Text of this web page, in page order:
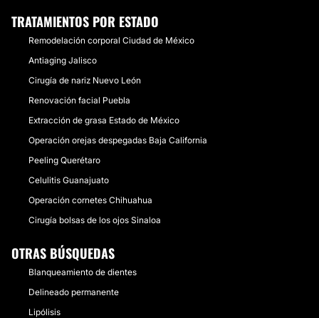
TRATAMIENTOS POR ESTADO
Remodelación corporal Ciudad de México
Antiaging Jalisco
Cirugía de nariz Nuevo León
Renovación facial Puebla
Extracción de grasa Estado de México
Operación orejas despegadas Baja California
Peeling Querétaro
Celulitis Guanajuato
Operación cornetes Chihuahua
Cirugía bolsas de los ojos Sinaloa
OTRAS BÚSQUEDAS
Blanqueamiento de dientes
Delineado permanente
Lipólisis